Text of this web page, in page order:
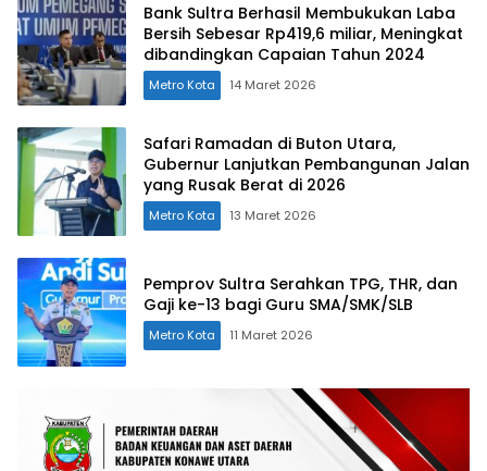
Bank Sultra Berhasil Membukukan Laba
Bersih Sebesar Rp419,6 miliar, Meningkat
dibandingkan Capaian Tahun 2024
Metro Kota 14 Maret 2026
Safari Ramadan di Buton Utara,
Gubernur Lanjutkan Pembangunan Jalan
yang Rusak Berat di 2026
Metro Kota 13 Maret 2026
Pemprov Sultra Serahkan TPG, THR, dan
Gaji ke-13 bagi Guru SMA/SMK/SLB
Metro Kota 11 Maret 2026